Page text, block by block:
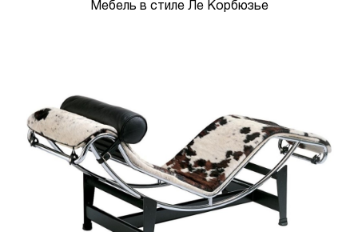
Мебель в стиле Ле Корбюзье